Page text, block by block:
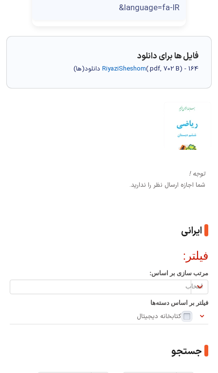
&language=fa-IR
فایل ها برای دانلود
RiyaziSheshom(.pdf, 702 B) - 164 دانلود(ها)
توجه !
شما اجازه ارسال نظر را ندارید.
ایرانی
فیلتر:
مرتب سازی بر اساس:
مرتب
سازی
بر
اساس:
فیلتر بر اساس دسته‌ها
کتابخانه دیجیتال
جستجو